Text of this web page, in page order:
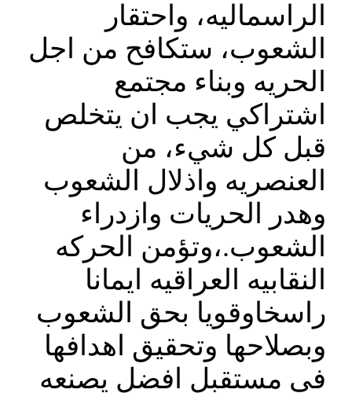
الراسماليه، واحتقار
الشعوب، ستكافح من اجل
الحريه وبناء مجتمع
اشتراكي يجب ان يتخلص
قبل كل شيء، من
العنصريه واذلال الشعوب
وهدر الحريات وازدراء
الشعوب.،وتؤمن الحركه
النقابيه العراقيه ايمانا
راسخاوقويا بحق الشعوب
وبصلاحها وتحقيق اهدافها
في مستقبل افضل يصنعه